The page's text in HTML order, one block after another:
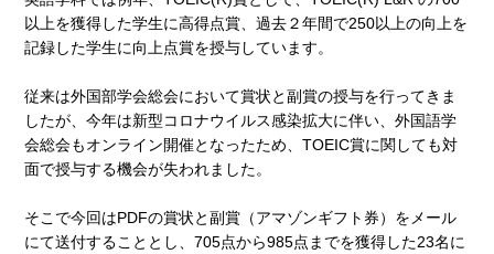
以上を獲得した学生に高得点賞、過去２年間で250以上の向上を
記録した学生に向上点賞を授与しています。
従来は外国部学会総会において賞状と副賞の授与を行ってきま
したが、今年は新型コロナウイルス感染拡大に伴い、外国語学
会総会もオンライン開催となったため、TOEIC賞に関しても対
面で授与する機会が失われました。
そこで今回はPDFの賞状と副賞（アマゾンギフト券）をメール
にて送付することとし、705点から985点までを獲得した23名に